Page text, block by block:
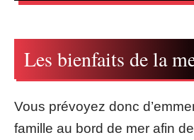
Les bienfaits de la
Vous prévoyez donc
famille au bord de mer afin